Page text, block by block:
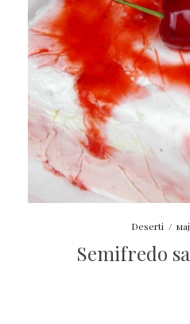
Deserti /
Semifredo